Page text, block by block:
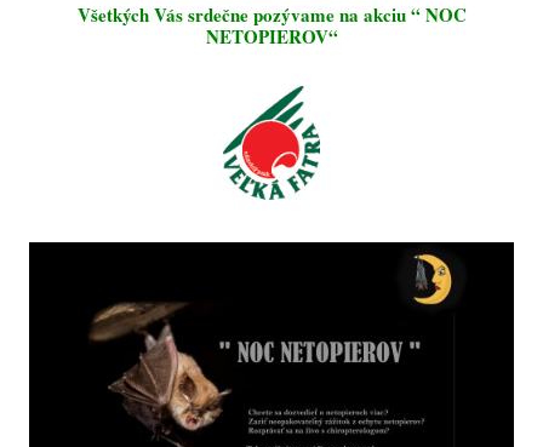
Všetkých Vás srdečne pozývame na akciu “ NOC
NETOPIEROV“